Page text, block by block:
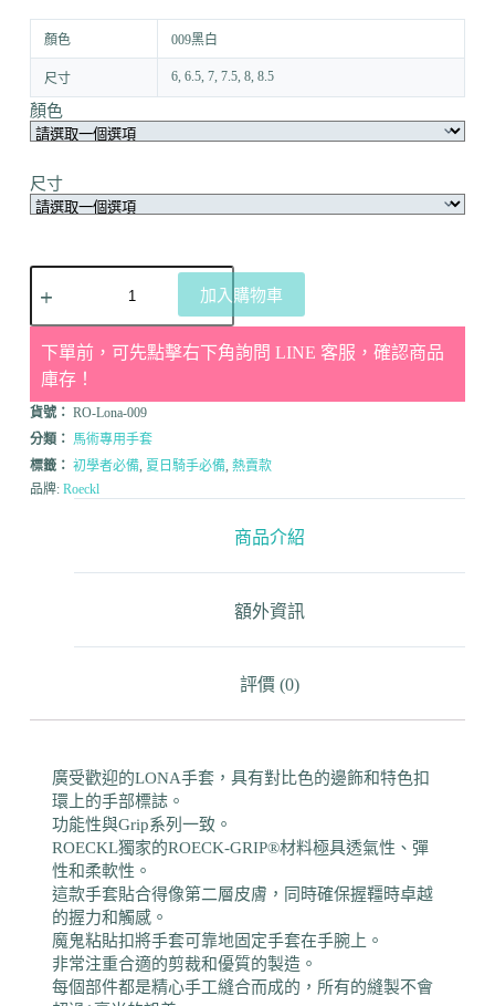
顏色 009黑白
尺寸 6, 6.5, 7, 7.5, 8, 8.5
顏色
尺寸
加入購物車
下單前，可先點擊右下角詢問 LINE 客服，確認商品
庫存！
貨號： RO-Lona-009
分類： 馬術專用手套
標籤： 初學者必備, 夏日騎手必備, 熱賣款
品牌: Roeckl
商品介紹
額外資訊
評價 (0)
廣受歡迎的LONA手套，具有對比色的邊飾和特色扣
環上的手部標誌。
功能性與Grip系列一致。
ROECKL獨家的ROECK-GRIP®材料極具透氣性、彈
性和柔軟性。
這款手套貼合得像第二層皮膚，同時確保握韁時卓越
的握力和觸感。
魔鬼粘貼扣將手套可靠地固定手套在手腕上。
非常注重合適的剪裁和優質的製造。
每個部件都是精心手工縫合而成的，所有的縫製不會